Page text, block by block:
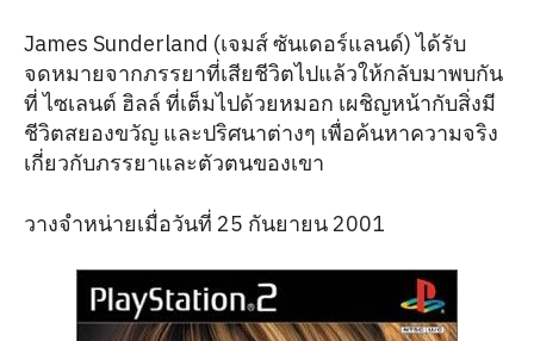
James Sunderland (เจมส์ ซันเดอร์แลนด์) ได้รับ
จดหมายจากภรรยาที่เสียชีวิตไปแล้วให้กลับมาพบกัน
ที่ ไซเลนต์ ฮิลล์ ที่เต็มไปด้วยหมอก เผชิญหน้ากับสิ่งมี
ชีวิตสยองขวัญ และปริศนาต่างๆ เพื่อค้นหาความจริง
เกี่ยวกับภรรยาและตัวตนของเขา
วางจำหน่ายเมื่อวันที่ 25 กันยายน 2001